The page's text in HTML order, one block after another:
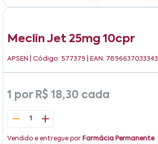
Meclin Jet 25mg 10cpr
APSEN | Código: 577379 | EAN: 7896637033343
1 por R$ 18,30 cada
1
Vendido e entregue por Farmácia Permanente